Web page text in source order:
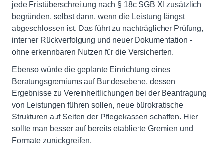
jede Fristüberschreitung nach § 18c SGB XI zusätzlich
begründen, selbst dann, wenn die Leistung längst
abgeschlossen ist. Das führt zu nachträglicher Prüfung,
interner Rückverfolgung und neuer Dokumentation -
ohne erkennbaren Nutzen für die Versicherten.
Ebenso würde die geplante Einrichtung eines
Beratungsgremiums auf Bundesebene, dessen
Ergebnisse zu Vereinheitlichungen bei der Beantragung
von Leistungen führen sollen, neue bürokratische
Strukturen auf Seiten der Pflegekassen schaffen. Hier
sollte man besser auf bereits etablierte Gremien und
Formate zurückgreifen.